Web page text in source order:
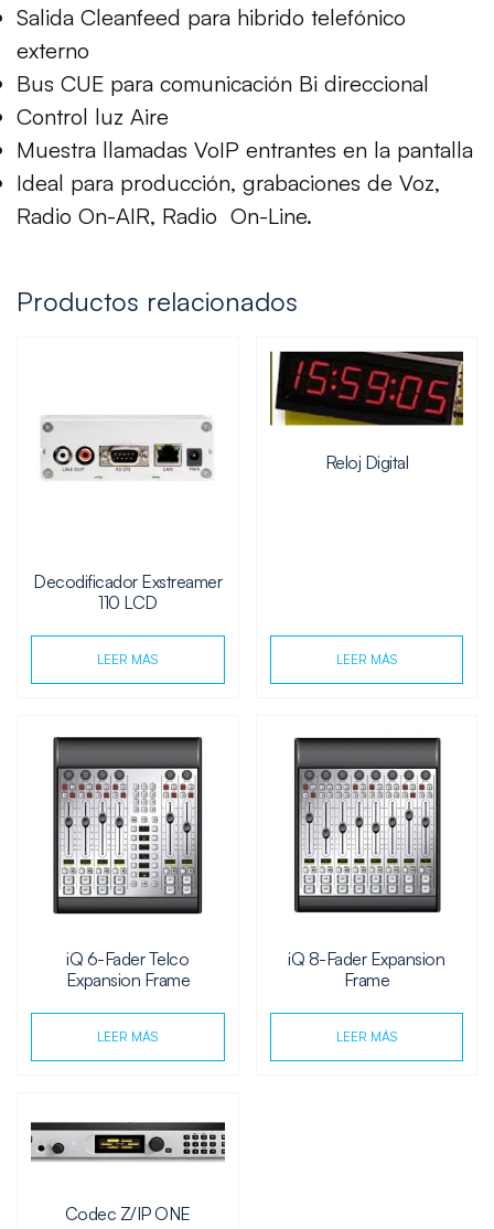
Salida Cleanfeed para hibrido telefónico
externo
Bus CUE para comunicación Bi direccional
Control luz Aire
Muestra llamadas VoIP entrantes en la pantalla
Ideal para producción, grabaciones de Voz,
Radio On-AIR, Radio On-Line.
Productos relacionados
Decodificador Exstreamer
110 LCD
LEER MÁS
Reloj Digital
LEER MÁS
iQ 6-Fader Telco
Expansion Frame
LEER MÁS
iQ 8-Fader Expansion
Frame
LEER MÁS
Codec Z/IP ONE